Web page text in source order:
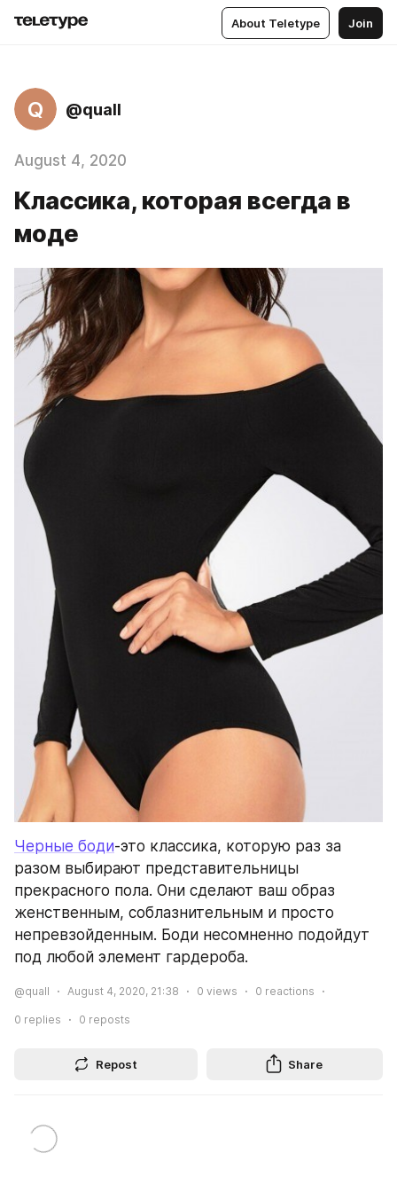
About Teletype Join
Q @quall
August 4, 2020
Классика, которая всегда в
моде
Черные боди-это классика, которую раз за
разом выбирают представительницы
прекрасного пола. Они сделают ваш образ
женственным, соблазнительным и просто
непревзойденным. Боди несомненно подойдут
под любой элемент гардероба.
@quall August 4, 2020, 21:38 0 views 0 reactions
0 replies 0 reposts
Repost Share